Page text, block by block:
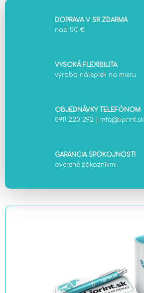
DOPRAVA V SR ZDARMA
nad 50 €
VYSOKÁ FLEXIBILITA
výroba nálepiek na mieru
OBJEDNÁVKY TELEFÓNOM
0911 220 292
info@liprint.sk
GARANCIA SPOKOJNOSTI
overené zákazníkmi